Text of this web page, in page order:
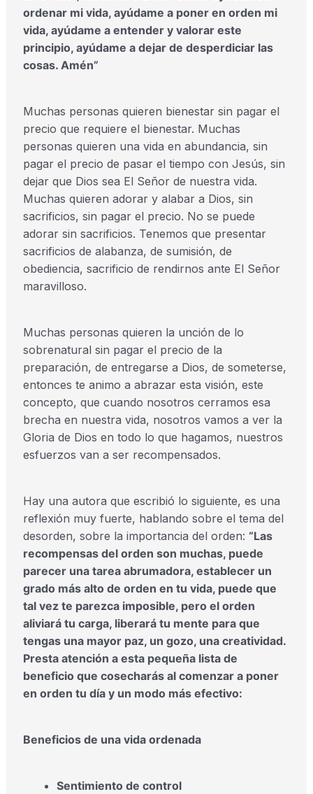
ordenar mi vida, ayúdame a poner en orden mi
vida, ayúdame a entender y valorar este
principio, ayúdame a dejar de desperdiciar las
cosas. Amén”
Muchas personas quieren bienestar sin pagar el
precio que requiere el bienestar. Muchas
personas quieren una vida en abundancia, sin
pagar el precio de pasar el tiempo con Jesús, sin
dejar que Dios sea El Señor de nuestra vida.
Muchas quieren adorar y alabar a Dios, sin
sacrificios, sin pagar el precio. No se puede
adorar sin sacrificios. Tenemos que presentar
sacrificios de alabanza, de sumisión, de
obediencia, sacrificio de rendirnos ante El Señor
maravilloso.
Muchas personas quieren la unción de lo
sobrenatural sin pagar el precio de la
preparación, de entregarse a Dios, de someterse,
entonces te animo a abrazar esta visión, este
concepto, que cuando nosotros cerramos esa
brecha en nuestra vida, nosotros vamos a ver la
Gloria de Dios en todo lo que hagamos, nuestros
esfuerzos van a ser recompensados.
Hay una autora que escribió lo siguiente, es una
reflexión muy fuerte, hablando sobre el tema del
desorden, sobre la importancia del orden: “Las
recompensas del orden son muchas, puede
parecer una tarea abrumadora, establecer un
grado más alto de orden en tu vida, puede que
tal vez te parezca imposible, pero el orden
aliviará tu carga, liberará tu mente para que
tengas una mayor paz, un gozo, una creatividad.
Presta atención a esta pequeña lista de
beneficio que cosecharás al comenzar a poner
en orden tu día y un modo más efectivo:
Beneficios de una vida ordenada
Sentimiento de control